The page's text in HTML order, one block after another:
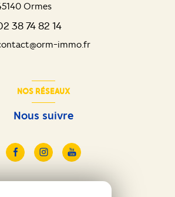
Ormes
38 74 82 14
immo.fr
NOS RÉSEAUX
Nous suivre